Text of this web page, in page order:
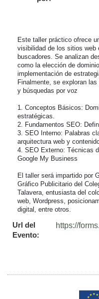
Este taller práctico ofrece
visibilidad de los sitios web
buscadores. Se analizan
como la elección de
implementación de
Finalmente, se exploran
y búsquedas por voz
1. Conceptos Básicos:
estratégicas.
2. Fundamentos SEO:
3. SEO Interno: Palabras
arquitectura web y
4. SEO Externo: Técnicas
Google My Business
El taller será impartido por
Gráfico Publicitario del
Talavera, entusiasta del
web, Wordpress,
digital, entre otros.
Url del
Evento:
https://